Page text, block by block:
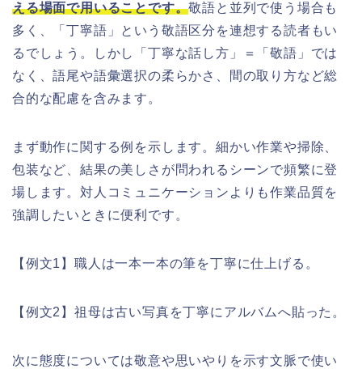
える場面で用いることです。敬語と並列で使う場合も
多く、「丁寧語」という敬語区分を連想する読者もい
るでしょう。しかし「丁寧な話し方」＝「敬語」では
なく、語尾や語彙選択の柔らかさ、間の取り方など総
合的な配慮を含みます。
まず動作に関する例を示します。細かい作業や掃除、
包装など、結果の美しさが問われるシーンで頻繁に登
場します。対人コミュニケーションよりも作業品質を
強調したいときに便利です。
【例文1】職人は一本一本の筆を丁寧に仕上げる。
【例文2】祖母は古い写真を丁寧にアルバムへ貼った。
次に態度については敬意や思いやりを示す文脈で使い